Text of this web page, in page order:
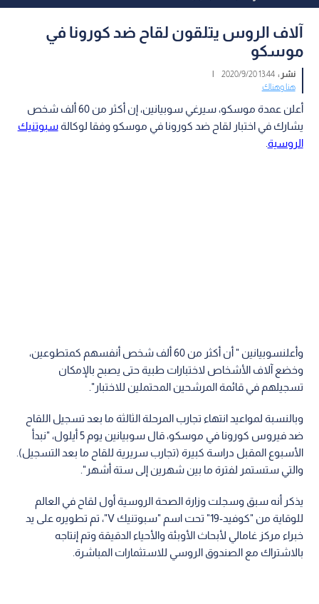
آلاف الروس يتلقون لقاح ضد كورونا في
موسكو
نشر :13:44 2020/9/20
|
هنا وهناك
أعلن عمدة موسكو، سيرغي سوبيانين، إن أكثر من 60 ألف شخص
يشارك في اختبار لقاح ضد كورونا في موسكو وفقا لوكالةسبوتنيك
الروسية
وأعلنسوبيانين " أن أكثر من 60 ألف شخص أنفسهم كمتطوعين،
وخضع آلاف الأشخاص لاختبارات طبية حتى يصبح بالإمكان
تسجيلهم في قائمة المرشحين المحتملين للاختبار".
وبالنسبة لمواعيد انتهاء تجارب المرحلة الثالثة ما بعد تسجيل اللقاح
ضد فيروس كورونا في موسكو، قال سوبيانين يوم 5 أيلول، "نبدأ
الأسبوع المقبل دراسة كبيرة (تجارب سريرية للقاح ما بعد التسجيل).
والتي ستستمر لفترة ما بين شهرين إلى ستة أشهر".
يذكر أنه سبق وسجلت وزارة الصحة الروسية أول لقاح في العالم
للوقاية من "كوفيد-19" تحت اسم "سبوتنيك V"، تم تطويره على يد
خبراء مركز غامالي لأبحاث الأوبئة والأحياء الدقيقة وتم إنتاجه
بالاشتراك مع الصندوق الروسي للاستثمارات المباشرة.